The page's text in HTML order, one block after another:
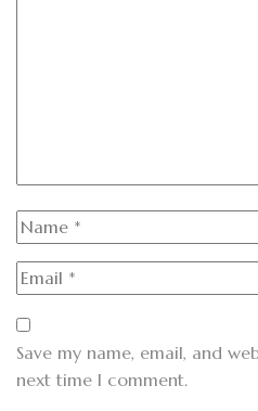
Save my name, email, and
next time I comment.